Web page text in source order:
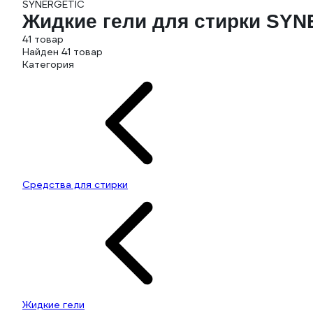
SYNERGETIC
Жидкие гели для стирки
41 товар
Найден 41 товар
Категория
Средства для стирки
Жидкие гели